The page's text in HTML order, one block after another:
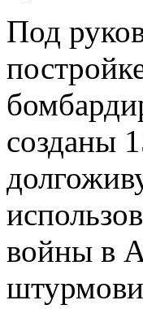
Под
созданы
войны в